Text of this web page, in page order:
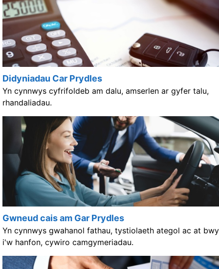
Didyniadau Car Prydles
Yn cynnwys cyfrifoldeb am dalu, amserlen ar gyfer talu,
rhandaliadau.
Gwneud cais am Gar Prydles
Yn cynnwys gwahanol fathau, tystiolaeth ategol ac at bwy
i'w hanfon, cywiro camgymeriadau.